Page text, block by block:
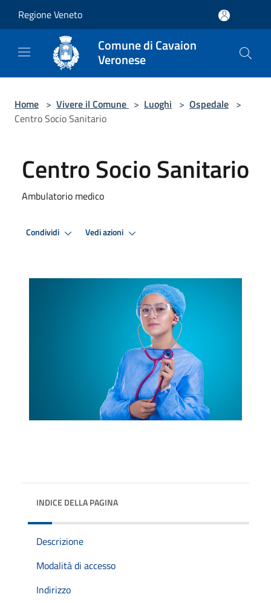
Regione Veneto
Comune di Cavaion
Veronese
Home > Vivere il Comune > Luoghi > Ospedale >
Centro Socio Sanitario
Centro Socio Sanitario
Ambulatorio medico
Condividi Vedi azioni
INDICE DELLA PAGINA
Descrizione
Modalità di accesso
Indirizzo